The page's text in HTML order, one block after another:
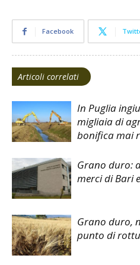
Facebook
Articoli correlati
In Puglia
migliaia di
bonifica mai
Grano duro:
merci di Bari
Grano duro,
punto di